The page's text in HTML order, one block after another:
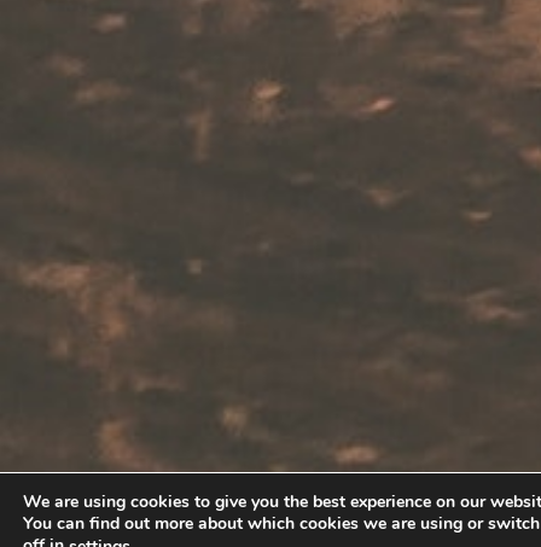
We are using cookies to give you the best experience on our
You can find out more about which cookies we are using or